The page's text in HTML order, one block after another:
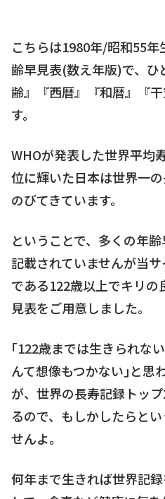
こちらは1980年/昭和55
齢早見表(数え年版)で、ひ
齢』『西暦』『和暦』『
す。
WHOが発表した世界平均
位に輝いた日本は世界一
のびてきています。
ということで、多くの年
記載されていませんが当
である122歳以上でキリ
見表をご用意しました。
｢122歳までは生きられな
んて想像もつかない｣と思
が、世界の長寿記録トッ
るので、もしかしたらと
せんよ。
何年まで生きれば世界記